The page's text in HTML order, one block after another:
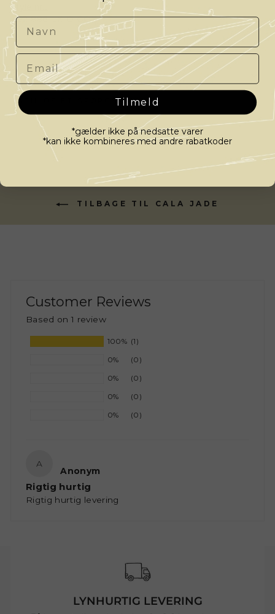
Style nr.:
B52-886-LX-O-CO
Brand: Cala Jade
LEVERING
STIL OS ET SPØRGSMÅL
TILBAGE TIL CALA JADE
Customer Reviews
Based on 1 review
100% (1)
0%
(0)
0%
(0)
0%
(0)
0%
(0)
A
Anonym
Rigtig hurtig
Rigtig hurtig levering
LYNHURTIG LEVERING
Navn
Email
Tilmeld
*gælder ikke på nedsatte varer
*kan ikke kombineres med andre rabatkoder